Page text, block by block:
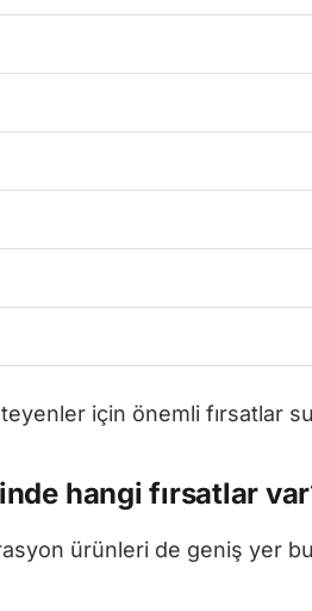
için önemli fırsatlar
hangi fırsatlar
ürünleri de geniş yer